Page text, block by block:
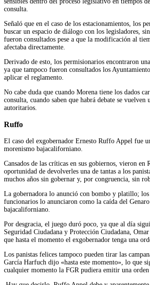
consulta.
Señaló que en el caso de los estacionamientos, los
buscar un espacio de diálogo con los legisladores,
fueron consultados pese a que la modificación al
afectaba directamente.
Derivado de esto, los permisionarios encontraron
ya que tampoco fueron consultados los
aplicar el reglamento.
No cabe duda que cuando Morena tiene los dados
consulta, cuando saben que habrá debate se vuelven
autoritarios.
Ruffo
El caso del exgobernador Ernesto Ruffo Appel fue
morenismo bajacaliforniano.
Cansados de las críticas en sus gobiernos, vieron en
oportunidad de devolverles una de tantas a los
muchos años sin gobernar y, por congruencia, sin
La gobernadora lo anunció con bombo y platillo;
funcionarios lo anunciaron como la caída del
bajacaliforniano.
Por desgracia, el juego duró poco, ya que al día
Seguridad Ciudadana y Protección Ciudadana,
que hasta el momento el exgobernador tenga una
Los panistas felices tampoco pueden tirar las
García Harfuch dijo «hasta este momento», lo que
cualquier momento la FGR pudiera emitir una orden